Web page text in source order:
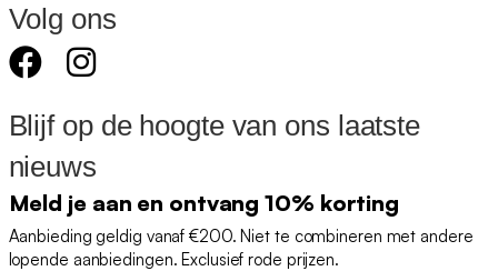
Volg ons
Blijf op de hoogte van ons laatste
nieuws
Meld je aan en ontvang 10% korting
Aanbieding geldig vanaf €200. Niet te combineren met andere
lopende aanbiedingen. Exclusief rode prijzen.